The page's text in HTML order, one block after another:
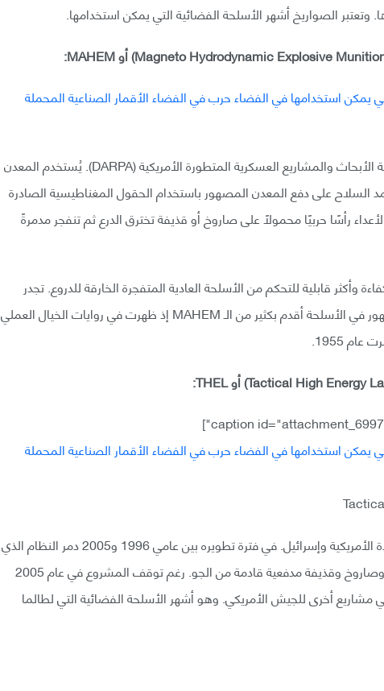
وتعتبر الصواريخ أشهر الأسلحة الفضائية التي يمكن استخدامها.
MAHEM هو سلاح تعمل على تطويره وكالة الأبحاث والمشاريع العسكرية المتطورة الأمريكية (DARPA). يُستخدم المعدن
السلاح على دفع المعدن المصهور باستخدام الحقول المغناطيسية الصادرة
رأسًا حربيًا محمولًا على صاروخ أو قذيفة تخترق الدرع ثم تنفجر مدمرةً
وأكثر قابلية للتحكم من الأسلحة العادية المتفجرة الخارقة للدروع. تجدر
الإشارة إلى أن فكرة استخدام المعدن المصهور في الأسلحة أقدم بكثير من الـ MAHEM إذ ظهرت في روايات الخيال العملي
THEL مشروع مشترك بين الولايات المتحدة الأمريكية وإسرائيل. في فترة تطويره بين عامي 1996 و2005 دمر النظام الذي
يعمل على الأرض أكثر من 46 قذيفة هاون وصاروخ وقذيفة مدفعية قادمة من الجو. رغم توقف المشروع في عام 2005
مشاريع أخرى للجيش الأمريكي. وهو أشهر الأسلحة الفضائية التي لطالما